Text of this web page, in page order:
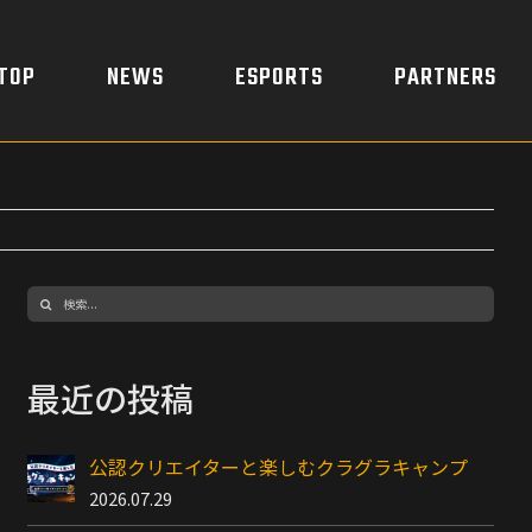
NEWS ESPORTS PARTNERS
検
最近の投稿
公認クリエイターと楽しむクラグラキャンプ
2026.07.29